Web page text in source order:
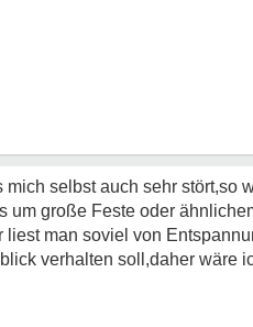
selbst auch sehr stört,so
große Feste oder
man soviel von
verhalten soll,daher wäre